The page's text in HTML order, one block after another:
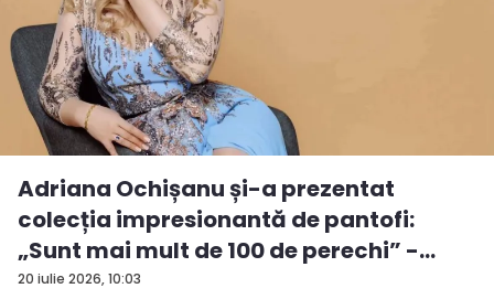
20 iulie 2026, 10:03
Adriana Ochișanu și-a prezentat
colecția impresionantă de pantofi:
„Sunt mai mult de 100 de perechi” -
VID...